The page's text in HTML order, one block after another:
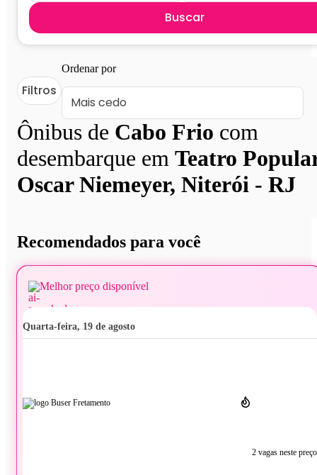
Buscar
Ônibus de Cabo Frio com
desembarque em Teatro
Oscar Niemeyer, Niterói - RJ
Filtros
Ordenar por
Recomendados para você
Melhor preço disponível
quarta-feira, 19 de agosto
2 vagas neste preço